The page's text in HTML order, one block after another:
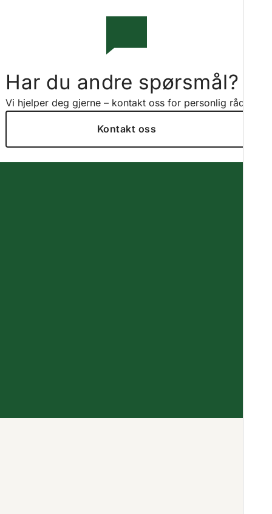
Har du andre spørsmål?
Vi hjelper deg gjerne – kontakt oss for personlig råd.
Kontakt oss